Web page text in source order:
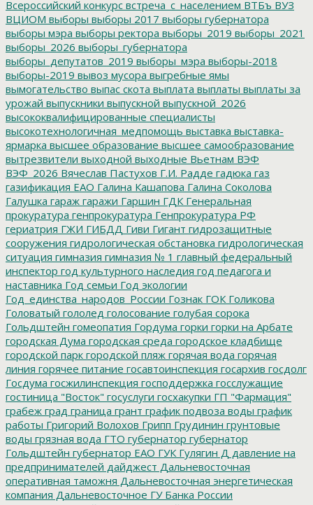
Всероссийский конкурс встреча_с_населением ВТБъ ВУЗ
ВЦИОМ выборы выборы 2017 выборы губернатора
выборы мэра выборы ректора выборы_2019 выборы_2021
выборы_2026 выборы_губернатора
выборы_депутатов_2019 выборы_мэра выборы-2018
выборы-2019 вывоз мусора выгребные ямы
вымогательство выпас скота выплата выплаты выплаты за
урожай выпускники выпускной выпускной_2026
высококвалифицированные специалисты
высокотехнологичная_медпомощь выставка выставка-
ярмарка высшее образование высшее самообразование
вытрезвители выходной выходные Вьетнам ВЭФ
ВЭФ_2026 Вячеслав Пастухов Г.И. Радде гадюка газ
газификация ЕАО Галина Кашапова Галина Соколова
Галушка гараж гаражи Гаршин ГДК Генеральная
прокуратура генпрокуратура Генпрокуратура РФ
гериатрия ГЖИ ГИБДД Гиви Гигант гидрозащитные
сооружения гидрологическая обстановка гидрологическая
ситуация гимназия гимназия № 1 главный федеральный
инспектор год культурного наследия год педагога и
наставника Год семьи Год экологии
Год_единства_народов_России Гознак ГОК Голикова
Головатый гололед голосование голубая сорока
Гольдштейн гомеопатия Гордума горки горки на Арбате
городская Дума городская среда городское кладбище
городской парк городской пляж горячая вода горячая
линия горячее питание госавтоинспекция госархив госдолг
Госдума госжилинспекция господдержка госслужащие
гостиница "Восток" госуслуги госхакупки ГП "Фармация"
грабеж град граница грант график подвоза воды график
работы Григорий Волохов Грипп Грудинин грунтовые
воды грязная вода ГТО губернатор губернатор
Гольдштейн губернатор ЕАО ГУК Гулягин Д давление на
предпринимателей дайджест Дальневосточная
оперативная таможня Дальневосточная энергетическая
компания Дальневосточное ГУ Банка России